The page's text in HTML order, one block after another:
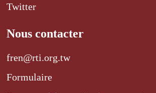
Twitter
Nous contacter
fren@rti.org.tw
Formulaire